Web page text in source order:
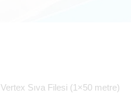
Vertex Sıva Filesi (1×50 metre)